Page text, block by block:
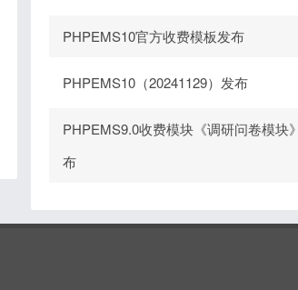
PHPEMS10官方收费模板发布
PHPEMS10（20241129）发布
PHPEMS9.0收费模块《调研问卷模块
布